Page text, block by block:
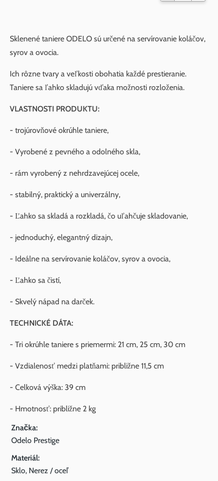
Sklenené taniere ODELO sú určené na servírovanie koláčov,
syrov a ovocia.
Ich rôzne tvary a veľkosti obohatia každé prestieranie.
Taniere sa ľahko skladujú vďaka možnosti rozloženia.
VLASTNOSTI PRODUKTU:
- trojúrovňové okrúhle taniere,
- Vyrobené z pevného a odolného skla,
- rám vyrobený z nehrdzavejúcej ocele,
- stabilný, praktický a univerzálny,
- Ľahko sa skladá a rozkladá, čo uľahčuje skladovanie,
- jednoduchý, elegantný dizajn,
- Ideálne na servírovanie koláčov, syrov a ovocia,
- Ľahko sa čistí,
- Skvelý nápad na darček.
TECHNICKÉ DÁTA:
- Tri okrúhle taniere s priemermi: 21 cm, 25 cm, 30 cm
- Vzdialenosť medzi platňami: približne 11,5 cm
- Celková výška: 39 cm
- Hmotnosť: približne 2 kg
Značka:
Odelo Prestige
Materiál:
Sklo, Nerez / oceľ